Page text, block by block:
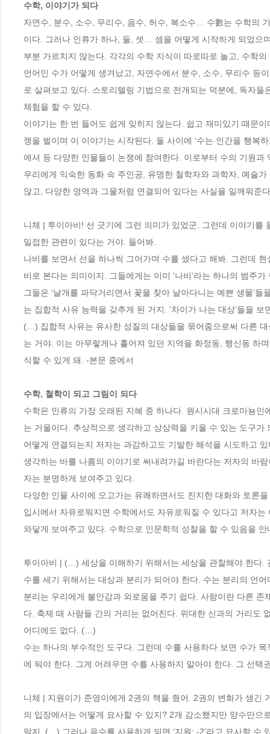
수학, 이야기가 되다
자연수, 분수, 소수, 무리수, 음수, 허수, 복소수… 수數는 수학의
이다. 그러나 인류가 하나, 둘, 셋… 셈을 어떻게 시작하게 되었으
부분 가르치지 않는다. 각각의 수학 지식이 따로따로 놀고, 수학
언어인 수가 어떻게 생겨났고, 자연수에서 분수, 소수, 무리수 등
로 살펴보고 있다. 스토리텔링 기법으로 전개되는 덕분에, 독자
체험을 할 수 있다.
이야기는 한 번 들어도 쉽게 잊히지 않는다. 쉽고 재미있기 때문
쟁을 벌이며 이 이야기는 시작된다. 둘 사이에 ‘수는 인간을 행복
에셔 등 다양한 인물들이 논쟁에 참여한다. 이로부터 수의 기원
우리에게 익숙한 동화 속 주인공, 유명한 철학자와 과학자, 예술
않고, 다양한 영역과 그물처럼 연결되어 있다는 사실을 일깨워
니체 | 투이아비! 선 긋기에 그런 의미가 있었군. 그런데 이야기
밀접한 관련이 있다는 거야. 들어봐.
나비를 보면서 선을 하나씩 그어가며 수를 셌다고 해봐. 그런데
비로 본다는 의미이지. 그들에게는 이미 ‘나비’라는 하나의 범주
그들은 ‘날개를 파닥거리면서 꽃을 찾아 날아다니는 예쁜 생물’
는 집합적 사유 능력을 갖추게 된 거지. ‘차이가 나는 대상’들을
(…) 집합적 사유는 유사한 성질의 대상들을 묶어줌으로써 다른
는 거야. 이는 아무렇게나 흩어져 있던 지역을 화정동, 행신동 하
식할 수 있게 돼. -본문 중에서
수학, 철학이 되고 그림이 되다
수학은 인류의 가장 오래된 지혜 중 하나다. 원시시대 크로마뇽
는 거울이다. 추상적으로 생각하고 상상력을 키울 수 있는 도구
어떻게 연결되는지 저자는 과감하고도 기발한 해석을 시도하고
생각하는 바를 나름의 이야기로 써내려가길 바란다는 저자의 바
자는 분명하게 보여주고 있다.
다양한 인물 사이에 오고가는 유쾌하면서도 진지한 대화와 토론
입시에서 자유로워지면 수학에서도 자유로워질 수 있다고 저자
와닿게 보여주고 있다. 수학으로 인문학적 성찰을 할 수 있음을
투이아비 | (…) 세상을 이해하기 위해서는 세상을 관찰해야 한다.
수를 세기 위해서는 대상과 분리가 되어야 한다. 수는 분리의 언
분리는 우리에게 불안감과 외로움을 주기 쉽다. 사람이란 다른
다. 축제 때 사람들 간의 거리는 없어진다. 위대한 신과의 거리도
어디에도 없다. (…)
수는 하나의 부수적인 도구다. 그런데 수를 사용하다 보면 수가
에 둬야 한다. 그게 어려우면 수를 사용하지 말아야 한다. 그 선택
니체 | 지원이가 준영이에게 2권의 책을 줬어. 2권의 변화가 생긴
의 입장에서는 어떻게 묘사할 수 있지? 2개 감소했지만 양수만
말지. (…) 그러나 음수를 사용하게 되면 ‘지원: -2’라고 묘사할